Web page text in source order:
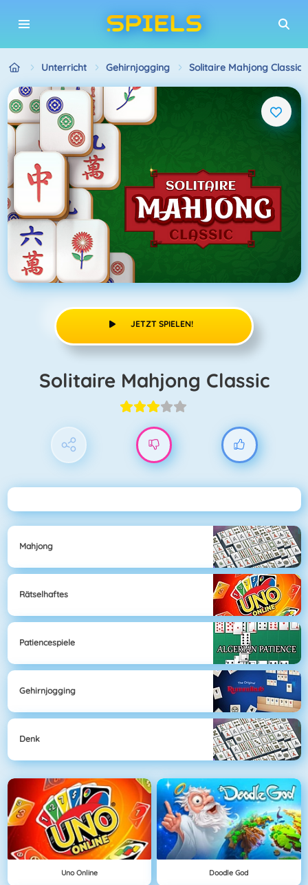
Unterricht Gehirnjogging Solitaire Mahjong Classic
JETZT SPIELEN!
Solitaire Mahjong Classic
Mahjong
Rätselhaftes
Patiencespiele
Gehirnjogging
Denk
Uno Online Doodle God